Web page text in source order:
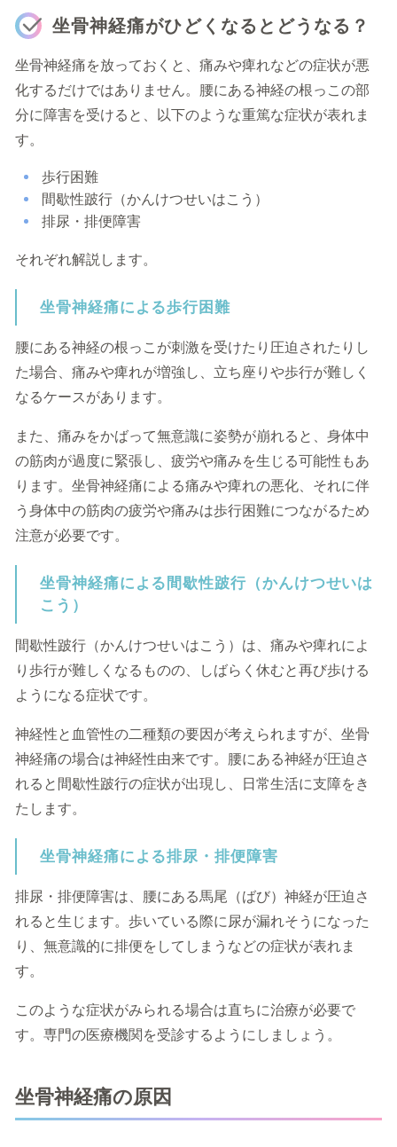
坐骨神経痛がひどくなるとどうなる？
坐骨神経痛を放っておくと、痛みや痺れなどの症状が悪
化するだけではありません。腰にある神経の根っこの部
分に障害を受けると、以下のような重篤な症状が表れま
す。
歩行困難
間歇性跛行（かんけつせいはこう）
排尿・排便障害
それぞれ解説します。
坐骨神経痛による歩行困難
腰にある神経の根っこが刺激を受けたり圧迫されたりし
た場合、痛みや痺れが増強し、立ち座りや歩行が難しく
なるケースがあります。
また、痛みをかばって無意識に姿勢が崩れると、身体中
の筋肉が過度に緊張し、疲労や痛みを生じる可能性もあ
ります。坐骨神経痛による痛みや痺れの悪化、それに伴
う身体中の筋肉の疲労や痛みは歩行困難につながるため
注意が必要です。
坐骨神経痛による間歇性跛行（かんけつせいは
こう）
間歇性跛行（かんけつせいはこう）は、痛みや痺れによ
り歩行が難しくなるものの、しばらく休むと再び歩ける
ようになる症状です。
神経性と血管性の二種類の要因が考えられますが、坐骨
神経痛の場合は神経性由来です。腰にある神経が圧迫さ
れると間歇性跛行の症状が出現し、日常生活に支障をき
たします。
坐骨神経痛による排尿・排便障害
排尿・排便障害は、腰にある馬尾（ばび）神経が圧迫さ
れると生じます。歩いている際に尿が漏れそうになった
り、無意識的に排便をしてしまうなどの症状が表れま
す。
このような症状がみられる場合は直ちに治療が必要で
す。専門の医療機関を受診するようにしましょう。
坐骨神経痛の原因